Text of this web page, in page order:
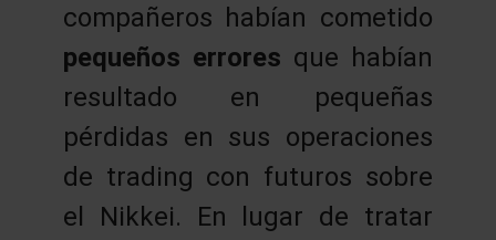
compañeros habían cometido
pequeños errores que habían
resultado en pequeñas
pérdidas en sus operaciones
de trading con futuros sobre
el Nikkei. En lugar de tratar